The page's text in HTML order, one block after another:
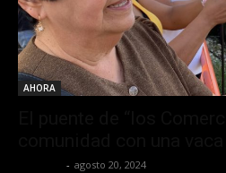
AHORA
- agosto 20, 2024